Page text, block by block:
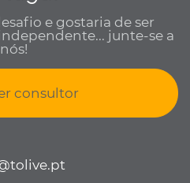
e gostaria de ser
junte-se a
nós!
consultor